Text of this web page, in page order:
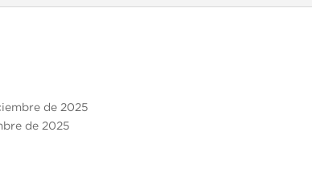
13 de
de 2025